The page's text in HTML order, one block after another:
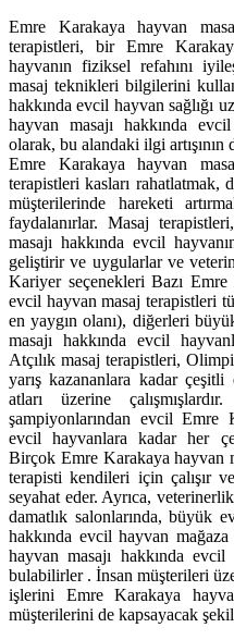
Emre Karakaya hayvan
terapistleri, bir Emre
hayvanın fiziksel refahını
masaj teknikleri bilgilerini
hakkında evcil hayvan sağlığı
hayvan masajı hakkında
olarak, bu alandaki ilgi
Emre Karakaya hayvan
terapistleri kasları rahatlatmak,
müşterilerinde hareketi
faydalanırlar. Masaj
masajı hakkında evcil
geliştirir ve uygularlar ve
Kariyer seçenekleri Bazı Emre
evcil hayvan masaj terapistleri
en yaygın olanı), diğerleri
masajı hakkında evcil
Atçılık masaj terapistleri,
yarış kazananlara kadar
atları üzerine
şampiyonlarından evcil Emre
evcil hayvanlara kadar her
Birçok Emre Karakaya hayvan
terapisti kendileri için çalışır
seyahat eder. Ayrıca,
damatlık salonlarında, büyük
hakkında evcil hayvan
hayvan masajı hakkında
bulabilirler . İnsan müşterileri
işlerini Emre Karakaya
müşterilerini de kapsayacak